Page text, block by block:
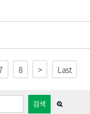
8 > Last
검색